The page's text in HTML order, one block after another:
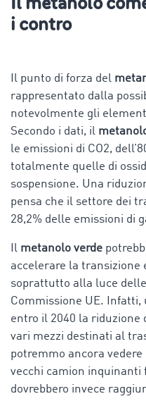
i contro
Il punto di forza del
rappresentato dalla
notevolmente gli
Secondo i dati, il
le emissioni di CO2,
totalmente quelle di
sospensione. Una
pensa che il settore dei
28,2% delle emissioni di
Il metanolo verde
accelerare la transizione
soprattutto alla luce
Commissione UE. Infatti,
entro il 2040 la riduzione
vari mezzi destinati al
potremmo ancora
vecchi camion inquinanti
dovrebbero invece